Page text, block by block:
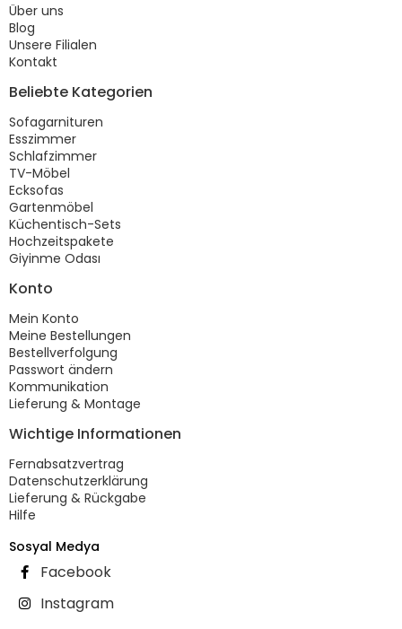
Über uns
Blog
Unsere Filialen
Kontakt
Beliebte Kategorien
Sofagarnituren
Esszimmer
Schlafzimmer
TV-Möbel
Ecksofas
Gartenmöbel
Küchentisch-Sets
Hochzeitspakete
Giyinme Odası
Konto
Mein Konto
Meine Bestellungen
Bestellverfolgung
Passwort ändern
Kommunikation
Lieferung & Montage
Wichtige Informationen
Fernabsatzvertrag
Datenschutzerklärung
Lieferung & Rückgabe
Hilfe
Sosyal Medya
Facebook
Instagram